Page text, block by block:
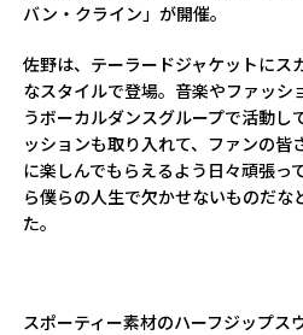
バン・クライン」が開催。
佐野は、テーラードジャケットにス
なスタイルで登場。音楽やファッシ
うボーカルダンスグループで活動し
ッションも取り入れて、ファンの皆
に楽しんでもらえるよう日々頑張っ
ら僕らの人生で欠かせないものだな
た。
スポーティー素材のハーフジップス